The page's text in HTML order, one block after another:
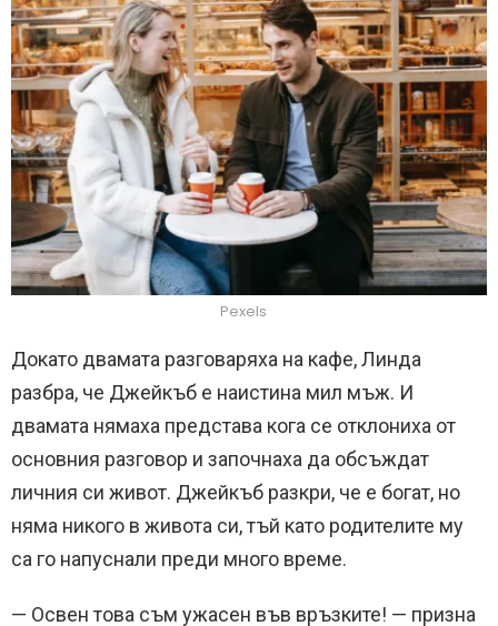
Pexels
Докато двамата разговаряха на кафе, Линда
разбра, че Джейкъб е наистина мил мъж. И
двамата нямаха представа кога се отклониха от
основния разговор и започнаха да обсъждат
личния си живот. Джейкъб разкри, че е богат, но
няма никого в живота си, тъй като родителите му
са го напуснали преди много време.
— Освен това съм ужасен във връзките! — призна